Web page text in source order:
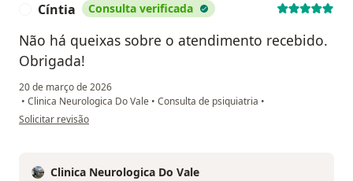
Cíntia Consulta verificada
Não há queixas sobre o atendimento recebido.
Obrigada!
20 de março de 2026
• Clinica Neurologica Do Vale • Consulta de psiquiatria •
na opinião do utilizador Cíntia
Solicitar revisão
Clinica Neurologica Do Vale